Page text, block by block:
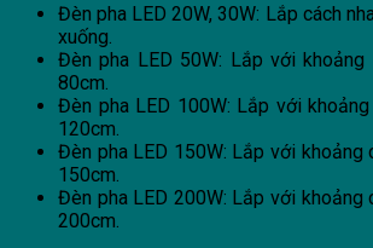
Đèn pha LED 20W, 30W: Lắp cách
xuống.
Đèn pha LED 50W: Lắp với
80cm.
Đèn pha LED 100W: Lắp với
120cm.
Đèn pha LED 150W: Lắp với khoảng
150cm.
Đèn pha LED 200W: Lắp với khoảng
200cm.